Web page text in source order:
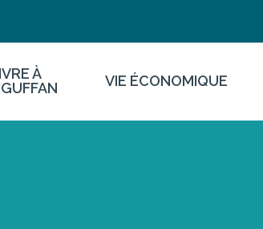
À
VIE ÉCONOMIQUE